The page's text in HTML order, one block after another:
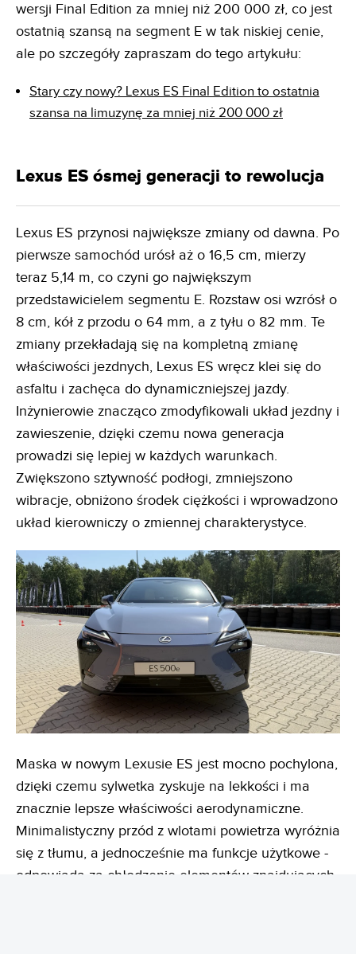
wersji Final Edition za mniej niż 200 000 zł, co jest
ostatnią szansą na segment E w tak niskiej cenie,
ale po szczegóły zapraszam do tego artykułu:
Stary czy nowy? Lexus ES Final Edition to ostatnia
szansa na limuzynę za mniej niż 200 000 zł
Lexus ES ósmej generacji to rewolucja
Lexus ES przynosi największe zmiany od dawna. Po
pierwsze samochód urósł aż o 16,5 cm, mierzy
teraz 5,14 m, co czyni go największym
przedstawicielem segmentu E. Rozstaw osi wzrósł o
8 cm, kół z przodu o 64 mm, a z tyłu o 82 mm. Te
zmiany przekładają się na kompletną zmianę
właściwości jezdnych, Lexus ES wręcz klei się do
asfaltu i zachęca do dynamiczniejszej jazdy.
Inżynierowie znacząco zmodyfikowali układ jezdny i
zawieszenie, dzięki czemu nowa generacja
prowadzi się lepiej w każdych warunkach.
Zwiększono sztywność podłogi, zmniejszono
wibracje, obniżono środek ciężkości i wprowadzono
układ kierowniczy o zmiennej charakterystyce.
Maska w nowym Lexusie ES jest mocno pochylona,
dzięki czemu sylwetka zyskuje na lekkości i ma
znacznie lepsze właściwości aerodynamiczne.
Minimalistyczny przód z wlotami powietrza wyróżnia
się z tłumu, a jednocześnie ma funkcje użytkowe -
odpowiada za chłodzenie elementów znajdujących